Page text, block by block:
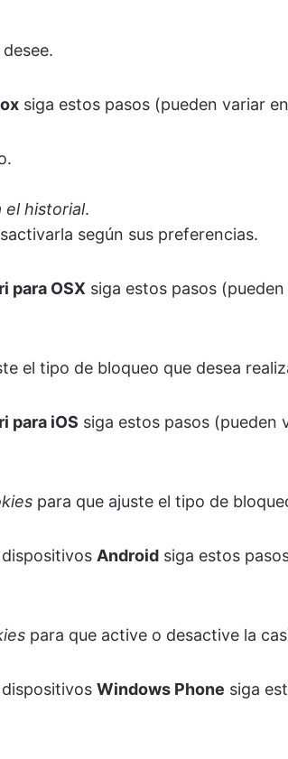
siga estos pasos (pueden variar
el historial.
según sus preferencias.
para OSX siga estos pasos
el tipo de bloqueo que desea
para iOS siga estos pasos (pueden
para que ajuste el tipo de
Android siga estos
para que active o desactive la
Windows Phone siga